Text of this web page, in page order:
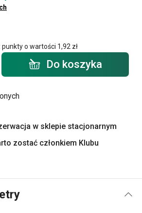
o wartości 1,92 zł
- ilość Do koszyka
w sklepie stacjonarnym
zostać członkiem Klubu